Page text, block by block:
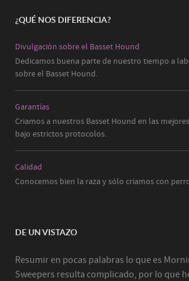
¿QUÉ NOS DIFERENCIA?
Divulgación sobre el Basset Hound
Dedicamos buena parte de nuestro tiempo a
sobre el Basset Hound.
Garantías
Criamos a nuestros Basset Hound en las
bajo estrictos protocolos.
Calidad
Conocemos bien la raza y sólo criamos con
DE UN VISTAZO
Resumir en pocas palabras lo que es
Sweepers resulta complicado, por lo que